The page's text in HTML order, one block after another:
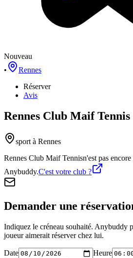
Nouveau
•
Rennes
Réserver
Avis
Rennes Club Maif Tennis
sport à Rennes
Rennes Club Maif Tennisn'est pas
Anybuddy.C'est votre club ?
Demander une
Indiquez le créneau souhaité. Anybuddy
joueur aimerait réserver chez lui.
Date Heure